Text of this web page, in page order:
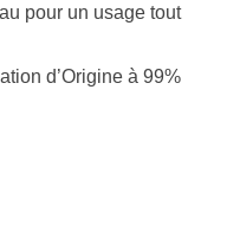
pour un usage tout
d’Origine à 99%